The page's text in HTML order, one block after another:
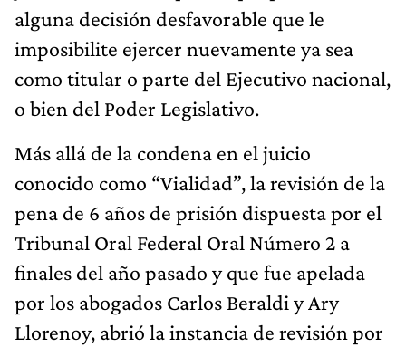
alguna decisión desfavorable que le
imposibilite ejercer nuevamente ya sea
como titular o parte del Ejecutivo nacional,
o bien del Poder Legislativo.
Más allá de la condena en el juicio
conocido como “Vialidad”, la revisión de la
pena de 6 años de prisión dispuesta por el
Tribunal Oral Federal Oral Número 2 a
finales del año pasado y que fue apelada
por los abogados Carlos Beraldi y Ary
Llorenoy, abrió la instancia de revisión por